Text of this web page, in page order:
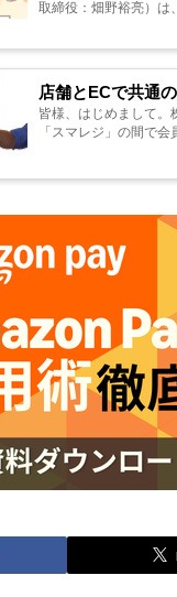
取締役：畑野裕亮）は
店舗とECで共通
皆様、はじめまして。
「スマレジ」の間で